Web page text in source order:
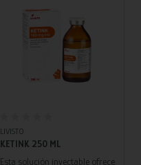
LIVISTO
KETINK 250 ML
Esta solución inyectable ofrece